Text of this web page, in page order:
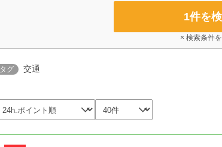
1件を
× 検索条件
タグ 交通